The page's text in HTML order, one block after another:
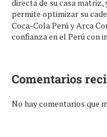
directa de su casa
permite optimizar su
Coca-Cola Perú y Arca
confianza en el Perú con
Comentarios
No hay comentarios que